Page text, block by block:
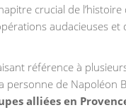
crucial de
audacieuses
référence à
personne de Napoléon
alliées en